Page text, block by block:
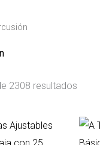
2308 resultados